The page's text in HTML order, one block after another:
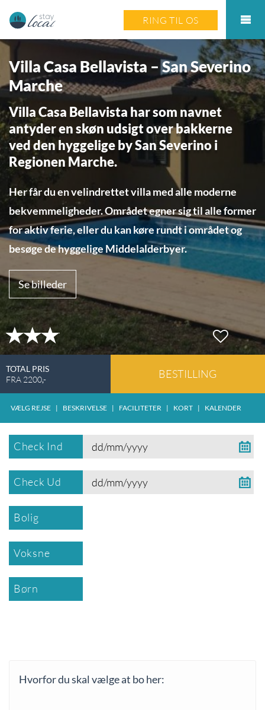
RING TIL OS
Villa Casa Bellavista – San Severino
Marche
Villa Casa Bellavista har som navnet
antyder en skøn udsigt over bakkerne
ved den hyggelige by San Severino i
Regionen Marche.
Her får du en velindrettet villa med alle moderne
bekvemmeligheder. Området egner sig til alle former
for aktiv ferie, eller du kan køre rundt i området og
besøge de hyggelige Middelalderbyer.
Se billeder
TOTAL PRIS
FRA 2200,- BESTILLING
VÆLG REJSE | BESKRIVELSE | FACILITETER | KORT | KALENDER
Check Ind
Check Ud
Bolig
Voksne
Børn
Hvorfor du skal vælge at bo her: